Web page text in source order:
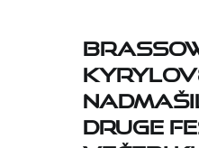
druge